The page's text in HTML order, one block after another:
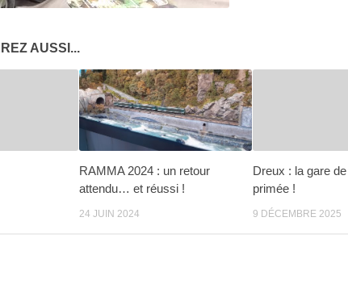
AUSSI...
RAMMA 2024 : un retour
attendu… et réussi !
24 JUIN 2024
Dreux : la gare
primée !
9 DÉCEMBRE 2025